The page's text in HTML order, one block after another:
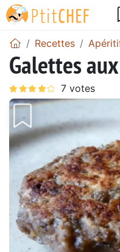
Recettes
Galettes
Précédent